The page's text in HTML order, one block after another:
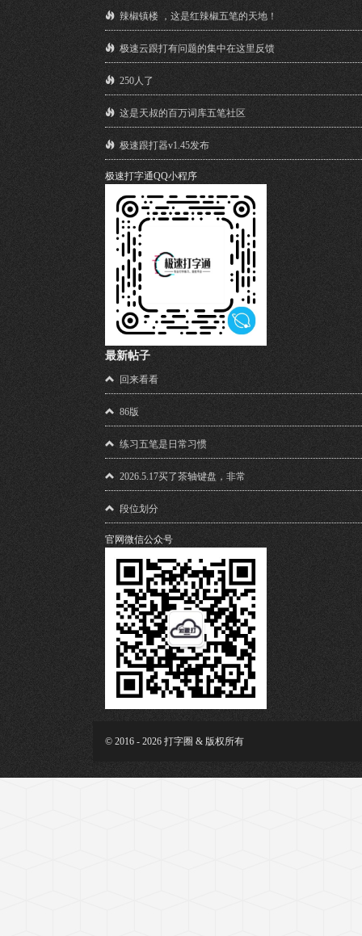
辣椒镇楼 ，这是红辣椒五笔的天地！
极速云跟打有问题的集中在这里反馈
250人了
这是天叔的百万词库五笔社区
极速跟打器v1.45发布
极速打字通QQ小程序
最新帖子
回来看看
86版
练习五笔是日常习惯
2026.5.17买了茶轴键盘，非常
段位划分
官网微信公众号
© 2016 - 2026 打字圈 & 版权所有